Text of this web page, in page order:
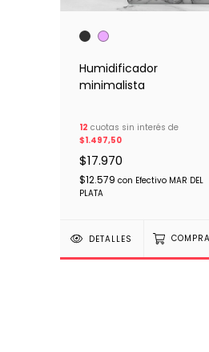
Humidificador
minimalista
12 cuotas sin interés de
$1.497,50
$17.970
$12.579 con Efectivo MAR DEL
PLATA
DETALLES